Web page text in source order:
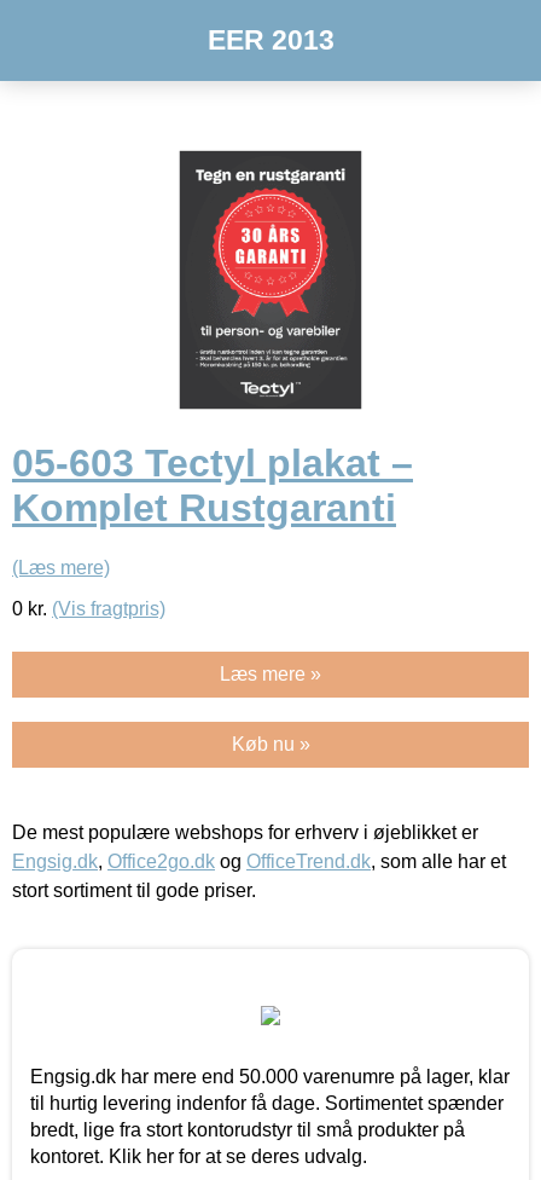
EER 2013
05-603 Tectyl plakat –
Komplet Rustgaranti
(Læs mere)
0 kr. (Vis fragtpris)
Læs mere »
Køb nu »
De mest populære webshops for erhverv i øjeblikket er
Engsig.dk, Office2go.dk og OfficeTrend.dk, som alle har et
stort sortiment til gode priser.
Engsig.dk har mere end 50.000 varenumre på lager, klar
til hurtig levering indenfor få dage. Sortimentet spænder
bredt, lige fra stort kontorudstyr til små produkter på
kontoret. Klik her for at se deres udvalg.